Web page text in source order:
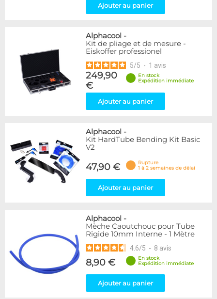
Ajouter au panier
Alphacool -
Kit de pliage et de mesure -
Eiskoffer professionel
5/5 - 1 avis
249,90
€
En stock
Expédition immédiate
Ajouter au panier
Alphacool -
Kit HardTube Bending Kit Basic
V2
47,90 €
Rupture
1 à 2 semaines de délai
Ajouter au panier
Alphacool -
Mèche Caoutchouc pour Tube
Rigide 10mm Interne - 1 Mètre
4.6/5 - 8 avis
8,90 €
En stock
Expédition immédiate
Ajouter au panier